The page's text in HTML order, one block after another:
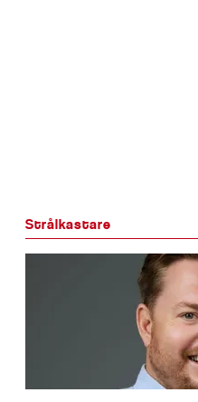
Strålkastare